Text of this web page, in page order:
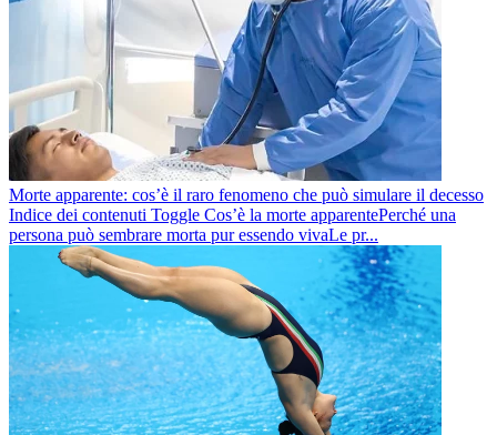
Morte apparente: cos’è il raro fenomeno che può simulare il decesso
Indice dei contenuti Toggle Cos’è la morte apparentePerché una
persona può sembrare morta pur essendo vivaLe pr...